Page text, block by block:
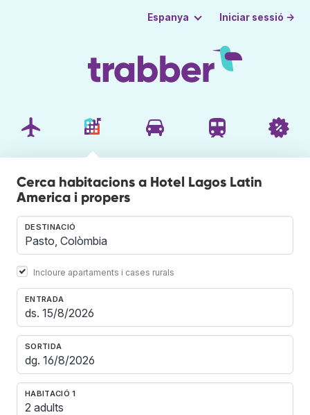
Espanya Iniciar sessió →
Cerca habitacions a Hotel Lagos Latin
America i propers
DESTINACIÓ
Incloure apartaments i cases rurals
ENTRADA
SORTIDA
HABITACIÓ 1
2 adults